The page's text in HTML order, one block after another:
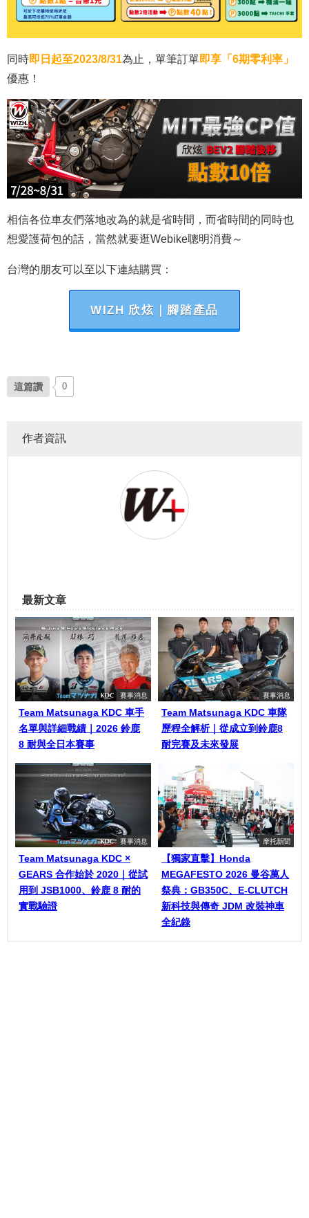
同時即日起至2023/8/31 為止，單筆訂單 即享「6期零利率」
優惠！
相信各位車友們落地改為的就是省時間，而省時間的同時也
想愛護荷包的話，當然就要逛Webike聰明消費～
台灣的朋友可以至以下連結購買：
WIZH 欣炫｜腳踏產品
這篇讚 0
作者資訊
最新文章
賽事消息
Team Matsunaga KDC 車手
名單與詳細戰績｜2026 鈴鹿
8 耐與全日本賽事
賽事消息
Team Matsunaga KDC 車隊
歷程全解析｜從成立到鈴鹿8
耐完賽及未來發展
賽事消息
Team Matsunaga KDC ×
GEARS 合作始於 2020｜從試
用到 JSB1000、鈴鹿 8 耐的
實戰驗證
摩托新聞
【獨家直擊】Honda
MEGAFESTO 2026 曼谷萬人
祭典：GB350C、E-CLUTCH
新科技與傳奇 JDM 改裝神車
全紀錄